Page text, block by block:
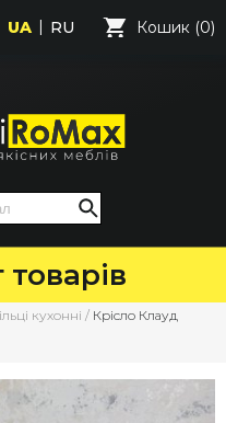
UA RU Кошик (0)
товарів
кухонні / Крісло Клауд